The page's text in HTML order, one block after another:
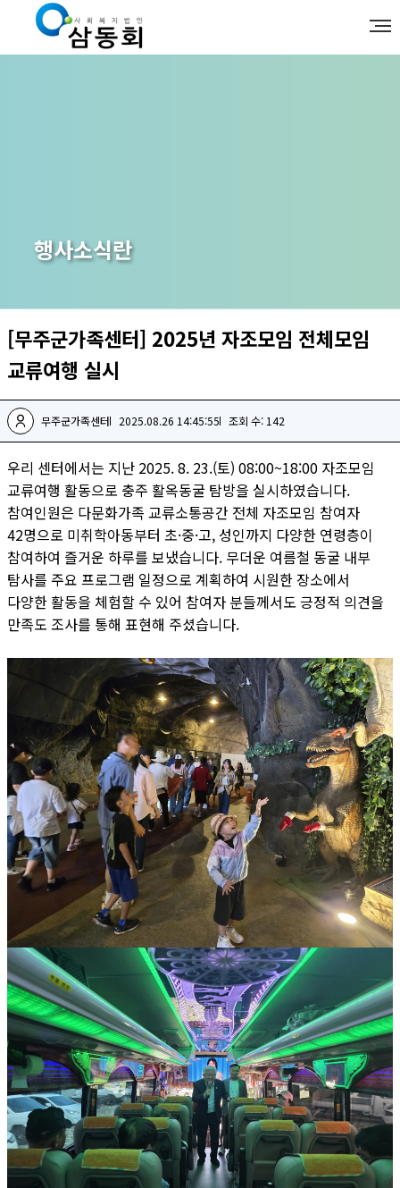
행사소식란
[무주군가족센터] 2025년 자조모임 전체모임
교류여행 실시
무주군가족센터 2025.08.26 14:45:55 조회 수: 142
우리 센터에서는 지난 2025. 8. 23.(토) 08:00~18:00 자조모임
교류여행 활동으로 충주 활옥동굴 탐방을 실시하였습니다.
참여인원은 다문화가족 교류소통공간 전체 자조모임 참여자
42명으로 미취학아동부터 초·중·고, 성인까지 다양한 연령층이
참여하여 즐거운 하루를 보냈습니다. 무더운 여름철 동굴 내부
탐사를 주요 프로그램 일정으로 계획하여 시원한 장소에서
다양한 활동을 체험할 수 있어 참여자 분들께서도 긍정적 의견을
만족도 조사를 통해 표현해 주셨습니다.